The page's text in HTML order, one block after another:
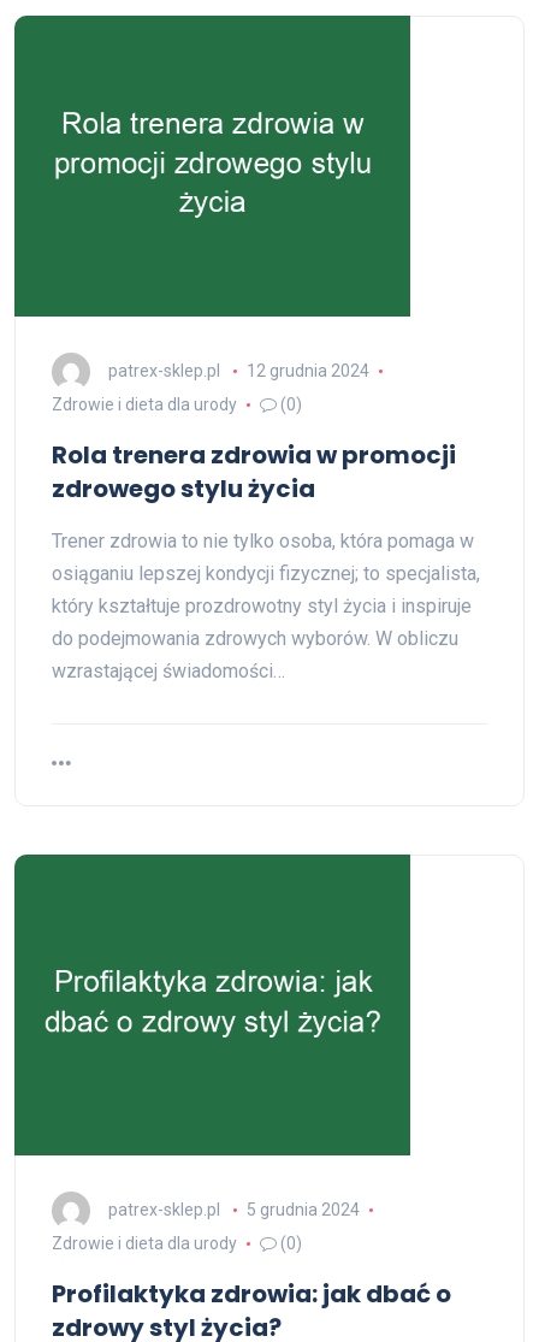
patrex-sklep.pl
12 grudnia 2024
Zdrowie i dieta dla urody
(0)
Rola trenera zdrowia w promocji
zdrowego stylu życia
Trener zdrowia to nie tylko osoba, która pomaga w
osiąganiu lepszej kondycji fizycznej; to specjalista,
który kształtuje prozdrowotny styl życia i inspiruje
do podejmowania zdrowych wyborów. W obliczu
wzrastającej świadomości…
patrex-sklep.pl
5 grudnia 2024
Zdrowie i dieta dla urody
(0)
Profilaktyka zdrowia: jak dbać o
zdrowy styl życia?